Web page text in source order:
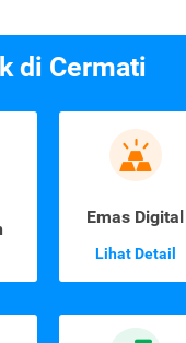
di Cermati
Emas Digital
Lihat Detail